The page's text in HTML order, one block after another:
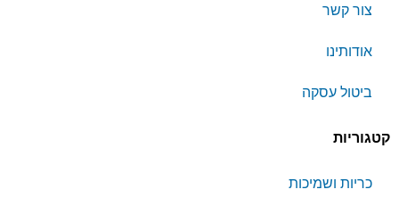
צור קשר
אודותינו
ביטול עסקה
קטגוריות
כריות ושמיכות